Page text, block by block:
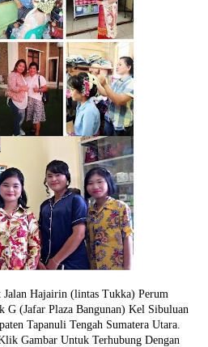
Hajairin (lintas Tukka) Perum
G (Jafar Plaza Bangunan) Kel Sibuluan
Tapanuli Tengah Sumatera Utara.
Gambar Untuk Terhubung Dengan